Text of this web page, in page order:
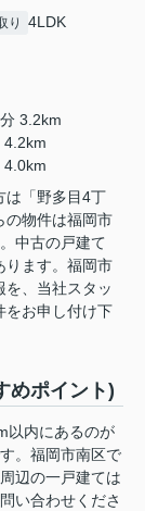
り 4LDK
3.2km
4.2km
4.0km
は「野多目4丁
の物件は福岡市
中古の戸建て
ります。福岡市
、当社スタッ
をお申し付け下
めポイント)
以内にあるのが
。福岡市南区で
辺の一戸建ては
い合わせくださ